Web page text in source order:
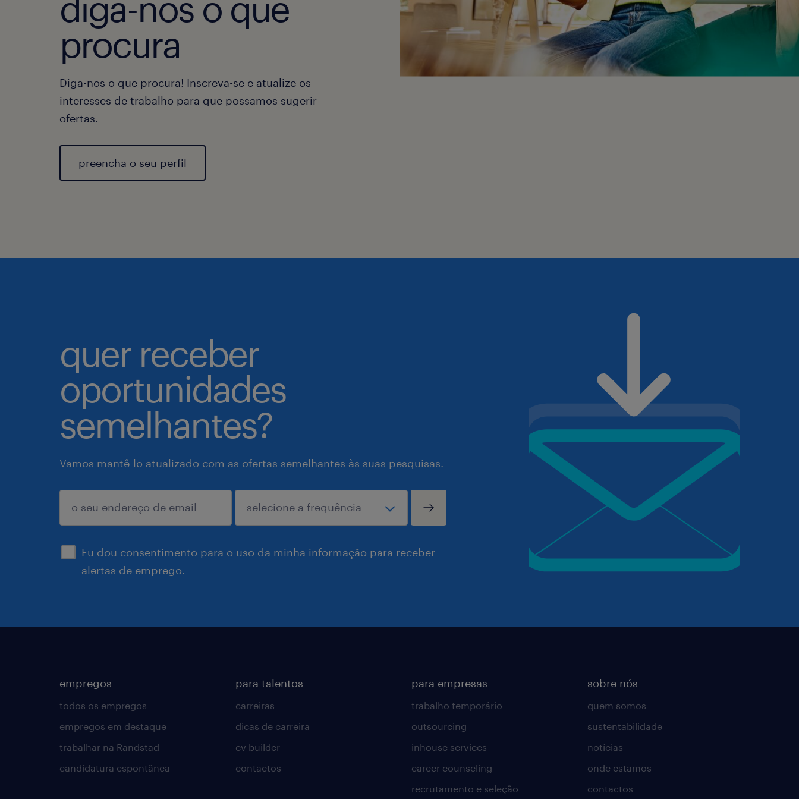
procura
Diga-nos o que procura! Inscreva-se e atualize os
interesses de trabalho para que possamos sugerir
ofertas.
preencha o seu perfil
quer receber
oportunidades
semelhantes?
Vamos mantê-lo atualizado com as ofertas semelhantes às suas pesquisas.
Eu dou consentimento para o uso da minha informação para receber
alertas de emprego.
enviar
empregos
todos os empregos
empregos em destaque
trabalhar na Randstad
candidatura espontânea
para talentos
carreiras
dicas de carreira
cv builder
contactos
para empresas
trabalho temporário
outsourcing
inhouse services
career counseling
recrutamento e seleção
sobre nós
quem somos
sustentabilidade
notícias
onde estamos
contactos